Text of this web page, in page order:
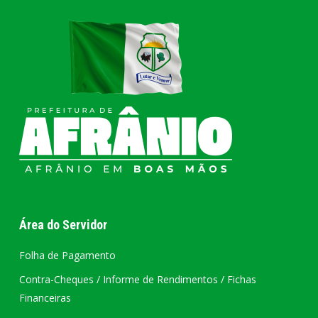
Área do Servidor
Folha de Pagamento
Contra-Cheques / Informe de Rendimentos / Fichas
Financeiras